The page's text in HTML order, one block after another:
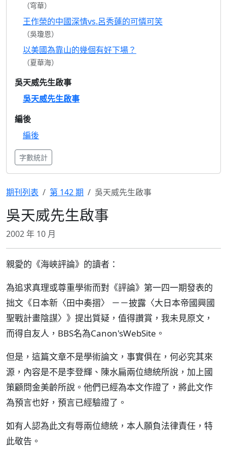
（穹華）
王作榮的中國深情vs.呂秀蓮的可憐可笑
（吳瓊恩）
以美國為靠山的幾個有好下場？
（夏華海）
吳天威先生啟事
吳天威先生啟事
編後
編後
字數統計
期刊列表 第 142 期 吳天威先生啟事
吳天威先生啟事
2002 年 10 月
親愛的《海峽評論》的讀者：
為追求真理或尊重學術而對《評論》第一四一期發表的
拙文《日本新〈田中奏摺〉 －－披露〈大日本帝國興國
聖戰計畫陰謀〉》提出質疑，值得讚賞，我未見原文，
而得自友人，BBS名為Canon'sWebSite。
但是，這篇文章不是學術論文，事實俱在，何必究其來
源，內容是不是李登輝、陳水扁兩位總統所說，加上國
策顧問金美齡所說。他們已經為本文作證了，將此文作
為預言也好，預言已經驗證了。
如有人認為此文有辱兩位總統，本人願負法律責任，特
此敬告。